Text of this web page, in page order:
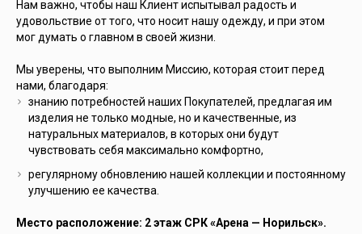
Нам важно, чтобы наш Клиент испытывал радость и
удовольствие от того, что носит нашу одежду, и при этом
мог думать о главном в своей жизни.
Мы уверены, что выполним Миссию, которая стоит перед
нами, благодаря:
знанию потребностей наших Покупателей, предлагая им
изделия не только модные, но и качественные, из
натуральных материалов, в которых они будут
чувствовать себя максимально комфортно,
регулярному обновлению нашей коллекции и постоянному
улучшению ее качества.
Место расположение: 2 этаж СРК «Арена — Норильск».